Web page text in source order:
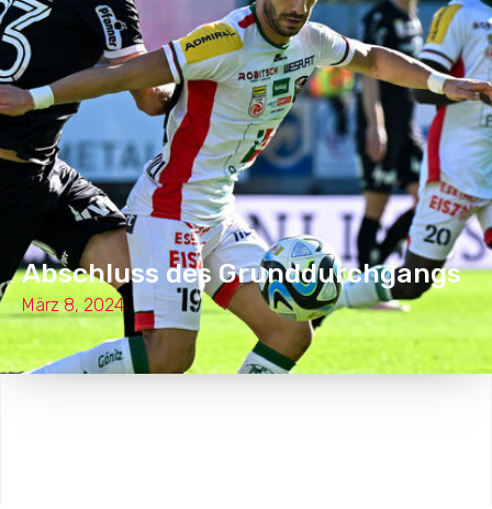
Abschluss des Grunddurchgangs
März 8, 2024